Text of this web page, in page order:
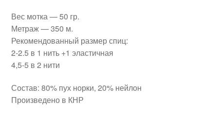
Вес мотка — 50 гр.
Метраж — 350 м.
Рекомендованный размер спиц:
2-2.5 в 1 нить +1 эластичная
4,5-5 в 2 нити
Состав: 80% пух норки, 20% нейлон
Произведено в КНР